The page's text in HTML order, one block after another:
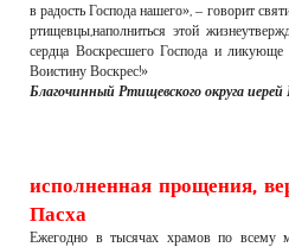
в радость Господа нашего», – говорит
ртищевцы,наполниться этой
сердца Воскресшего Господа и ликующе
Воистину Воскрес!»
Благочинный Ртищевского округа
Светлая,
исполненная прощения,
Пасха
Ежегодно в тысячах храмов по всему